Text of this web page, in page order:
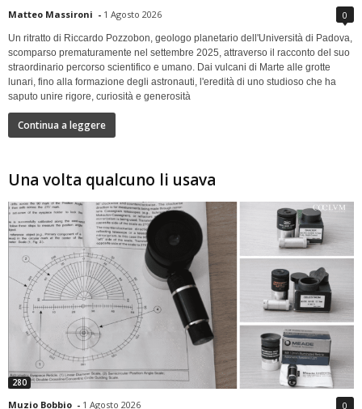
Matteo Massironi - 1 Agosto 2026 0
Un ritratto di Riccardo Pozzobon, geologo planetario dell'Università di Padova,
scomparso prematuramente nel settembre 2025, attraverso il racconto del suo
straordinario percorso scientifico e umano. Dai vulcani di Marte alle grotte
lunari, fino alla formazione degli astronauti, l'eredità di uno studioso che ha
saputo unire rigore, curiosità e generosità
Continua a leggere
Una volta qualcuno li usava
280
Muzio Bobbio - 1 Agosto 2026 0